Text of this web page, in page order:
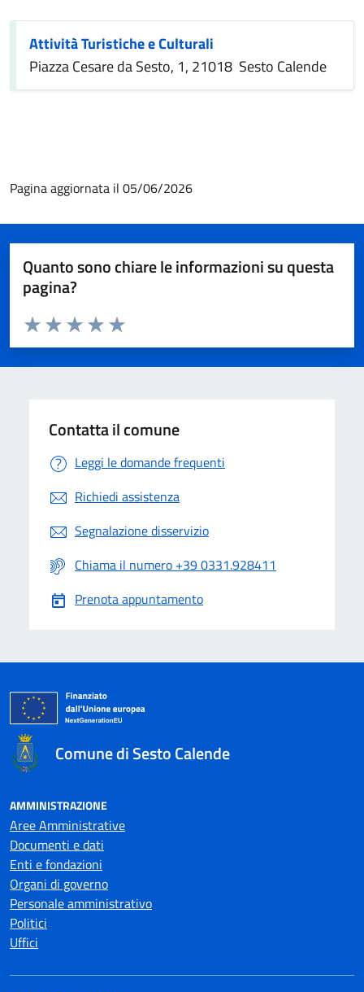
Attività Turistiche e Culturali
Piazza Cesare da Sesto, 1, 21018 Sesto Calende
Pagina aggiornata il 05/06/2026
Quanto sono chiare le informazioni su questa
pagina?
Valuta da 1 a 5 stelle la pagina
Valuta 5 stelle su 5
Valuta 4 stelle su 5
Valuta 3 stelle su 5
Valuta 2 stelle su 5
Valuta 1 stelle su 5
Contatta il comune
Leggi le domande frequenti
Richiedi assistenza
Segnalazione disservizio
Chiama il numero +39 0331.928411
Prenota appuntamento
Comune di Sesto Calende
AMMINISTRAZIONE
Aree Amministrative
Documenti e dati
Enti e fondazioni
Organi di governo
Personale amministrativo
Politici
Uffici